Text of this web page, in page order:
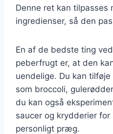
Denne ret kan tilpasses
ingredienser, så den
En af de bedste ting
peberfrugt er, at den
uendelige. Du kan
som broccoli,
du kan også
saucer og krydderier
personligt præg.